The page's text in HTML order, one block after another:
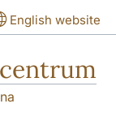
English website